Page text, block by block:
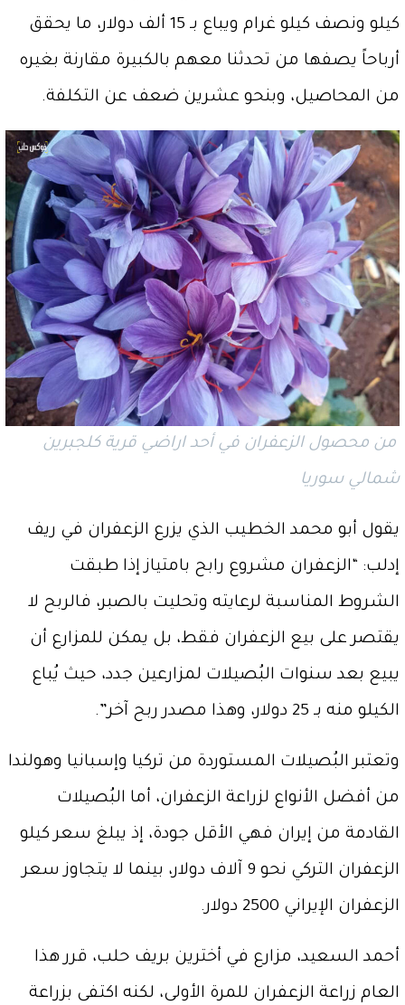
كيلو ونصف كيلو غرام ويباع بـ 15 ألف دولار، ما يحقق
أرباحاً يصفها من تحدثنا معهم بالكبيرة مقارنة بغيره
من المحاصيل، وبنحو عشرين ضعف عن التكلفة.
من محصول الزعفران في أحد اراضي قرية كلجبرين
شمالي سوريا
يقول أبو محمد الخطيب الذي يزرع الزعفران في ريف
إدلب: “الزعفران مشروع رابح بامتياز إذا طبقت
الشروط المناسبة لرعايته وتحليت بالصبر، فالربح لا
يقتصر على بيع الزعفران فقط، بل يمكن للمزارع أن
يبيع بعد سنوات البُصيلات لمزارعين جدد، حيث يُباع
الكيلو منه بـ 25 دولار، وهذا مصدر ربح آخر”.
وتعتبر البُصيلات المستوردة من تركيا وإسبانيا وهولندا
من أفضل الأنواع لزراعة الزعفران، أما البُصيلات
القادمة من إيران فهي الأقل جودة، إذ يبلغ سعر كيلو
الزعفران التركي نحو 9 آلاف دولار، بينما لا يتجاوز سعر
الزعفران الإيراني 2500 دولار.
أحمد السعيد، مزارع في أخترين بريف حلب، قرر هذا
العام زراعة الزعفران للمرة الأولى، لكنه اكتفى بزراعة